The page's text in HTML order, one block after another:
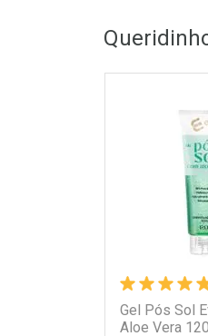
Ativar
Por
Gel Pós Sol
Aloe Vera